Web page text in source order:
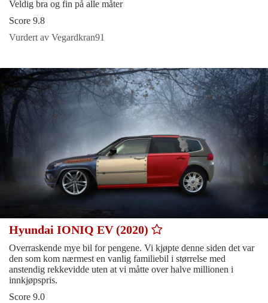
Veldig bra og fin på alle måter
Score 9.8
Vurdert av Vegardkran91
Hyundai IONIQ EV (2020)
Overraskende mye bil for pengene. Vi kjøpte denne siden det var
den som kom nærmest en vanlig familiebil i størrelse med
anstendig rekkevidde uten at vi måtte over halve millionen i
innkjøpspris.
Score 9.0